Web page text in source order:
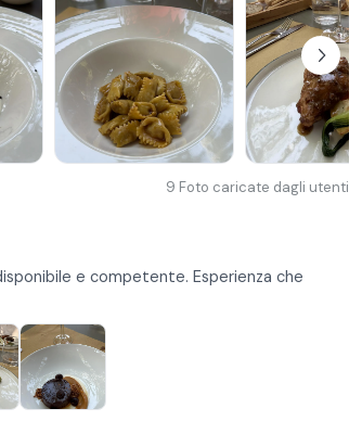
9 Foto caricate dagli utenti
e competente. Esperienza che